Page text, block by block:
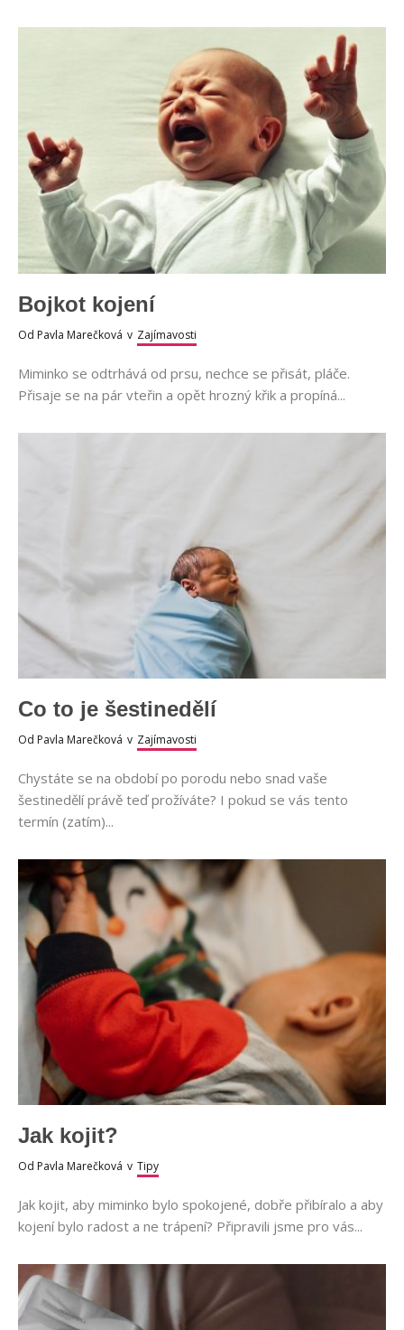
Bojkot kojení
Od Pavla Marečková v Zajímavosti
Miminko se odtrhává od prsu, nechce se přisát, pláče.
Přisaje se na pár vteřin a opět hrozný křik a propíná...
Co to je šestinedělí
Od Pavla Marečková v Zajímavosti
Chystáte se na období po porodu nebo snad vaše
šestinedělí právě teď prožíváte? I pokud se vás tento
termín (zatím)...
Jak kojit?
Od Pavla Marečková v Tipy
Jak kojit, aby miminko bylo spokojené, dobře přibíralo a aby
kojení bylo radost a ne trápení? Připravili jsme pro vás...